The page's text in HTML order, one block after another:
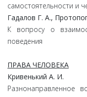
самостоятельности и
Гадалов Г. А.,
К вопросу о
поведения
ПРАВА ЧЕЛОВЕКА
Кривенький А. И.
Разнонаправленное